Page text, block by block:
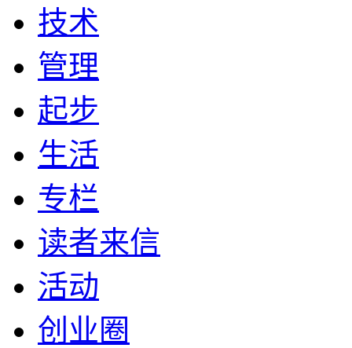
技术
管理
起步
生活
专栏
读者来信
活动
创业圈